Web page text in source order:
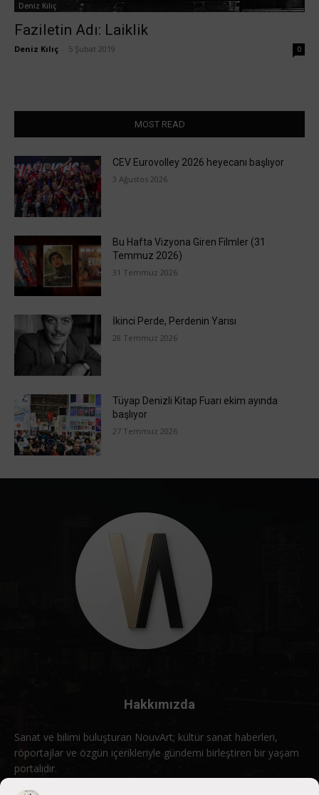
Deniz Kılıç
Faziletin Adı: Laiklik
Deniz Kılıç 5 Şubat 2019 0
MOST READ
CEV Eurovolley 2026 heyecanı başlıyor
3 Ağustos 2026
Bu Hafta Vizyona Giren Filmler (31
Temmuz 2026)
31 Temmuz 2026
İkinci Perde, Perdenin Yarısı
28 Temmuz 2026
Tüyap Denizli Kitap Fuarı ekim ayında
başlıyor
27 Temmuz 2026
Hakkımızda
Sanat ve bilimi buluşturan NouvArt; kültür sanat haberleri,
röportajlar ve özgün içerikleriyle gündemi birleştiren bir yaşam
portalıdır.